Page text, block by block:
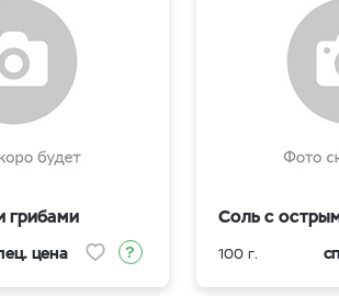
грибами
цена
Соль с
100 г.